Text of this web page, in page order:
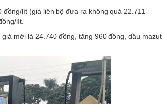
lít (giá liên bộ đưa ra không quá 22.711
lít.
mới là 24.740 đồng, tăng 960 đồng, dầu mazut